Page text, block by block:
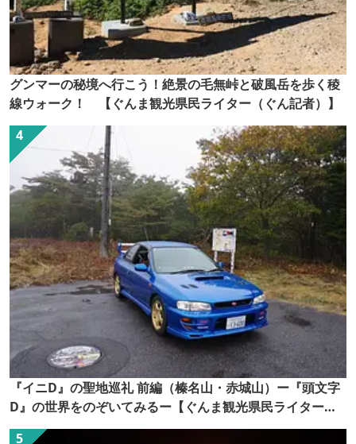
グンマーの秘境へ行こう！絶景の毛無峠と破風岳を歩く稜
線ウォーク！ 【ぐんま観光県民ライター（ぐん記者）】
『イニD』の聖地巡礼 前編（榛名山・赤城山）ー『頭文字
D』の世界をのぞいてみるー【ぐんま観光県民ライター
（ぐん記者）】